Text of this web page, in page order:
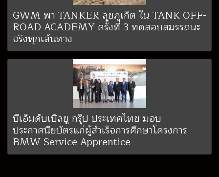
GWM พา TANKER ลุยภูเก็ต ใน TANK OFF-
ROAD ACADEMY ครั้งที่ 3 ทดสอบสมรรถนะ
จริงทุกเส้นทาง
บีเอ็มดับเบิลยู กรุ๊ป ประเทศไทย มอบ
ประกาศนียบัตรแก่ผู้สำเร็จการศึกษาโครงการ
BMW Service Apprentice